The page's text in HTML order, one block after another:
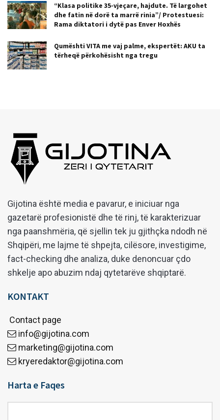
“Klasa politike 35-vjeçare, hajdute. Të largohet
dhe fatin në dorë ta marrë rinia”/ Protestuesi:
Rama diktatori i dytë pas Enver Hoxhës
Qumështi VITA me vaj palme, ekspertët: AKU ta
tërheqë përkohësisht nga tregu
Gijotina është media e pavarur, e iniciuar nga
gazetarë profesionistë dhe të rinj, të karakterizuar
nga paanshmëria, që sjellin tek ju gjithçka ndodh në
Shqipëri, me lajme të shpejta, cilësore, investigime,
fact-checking dhe analiza, duke denoncuar çdo
shkelje apo abuzim ndaj qytetarëve shqiptarë.
KONTAKT
Contact page
info@gijotina.com
marketing@gijotina.com
kryeredaktor@gijotina.com
Harta e Faqes